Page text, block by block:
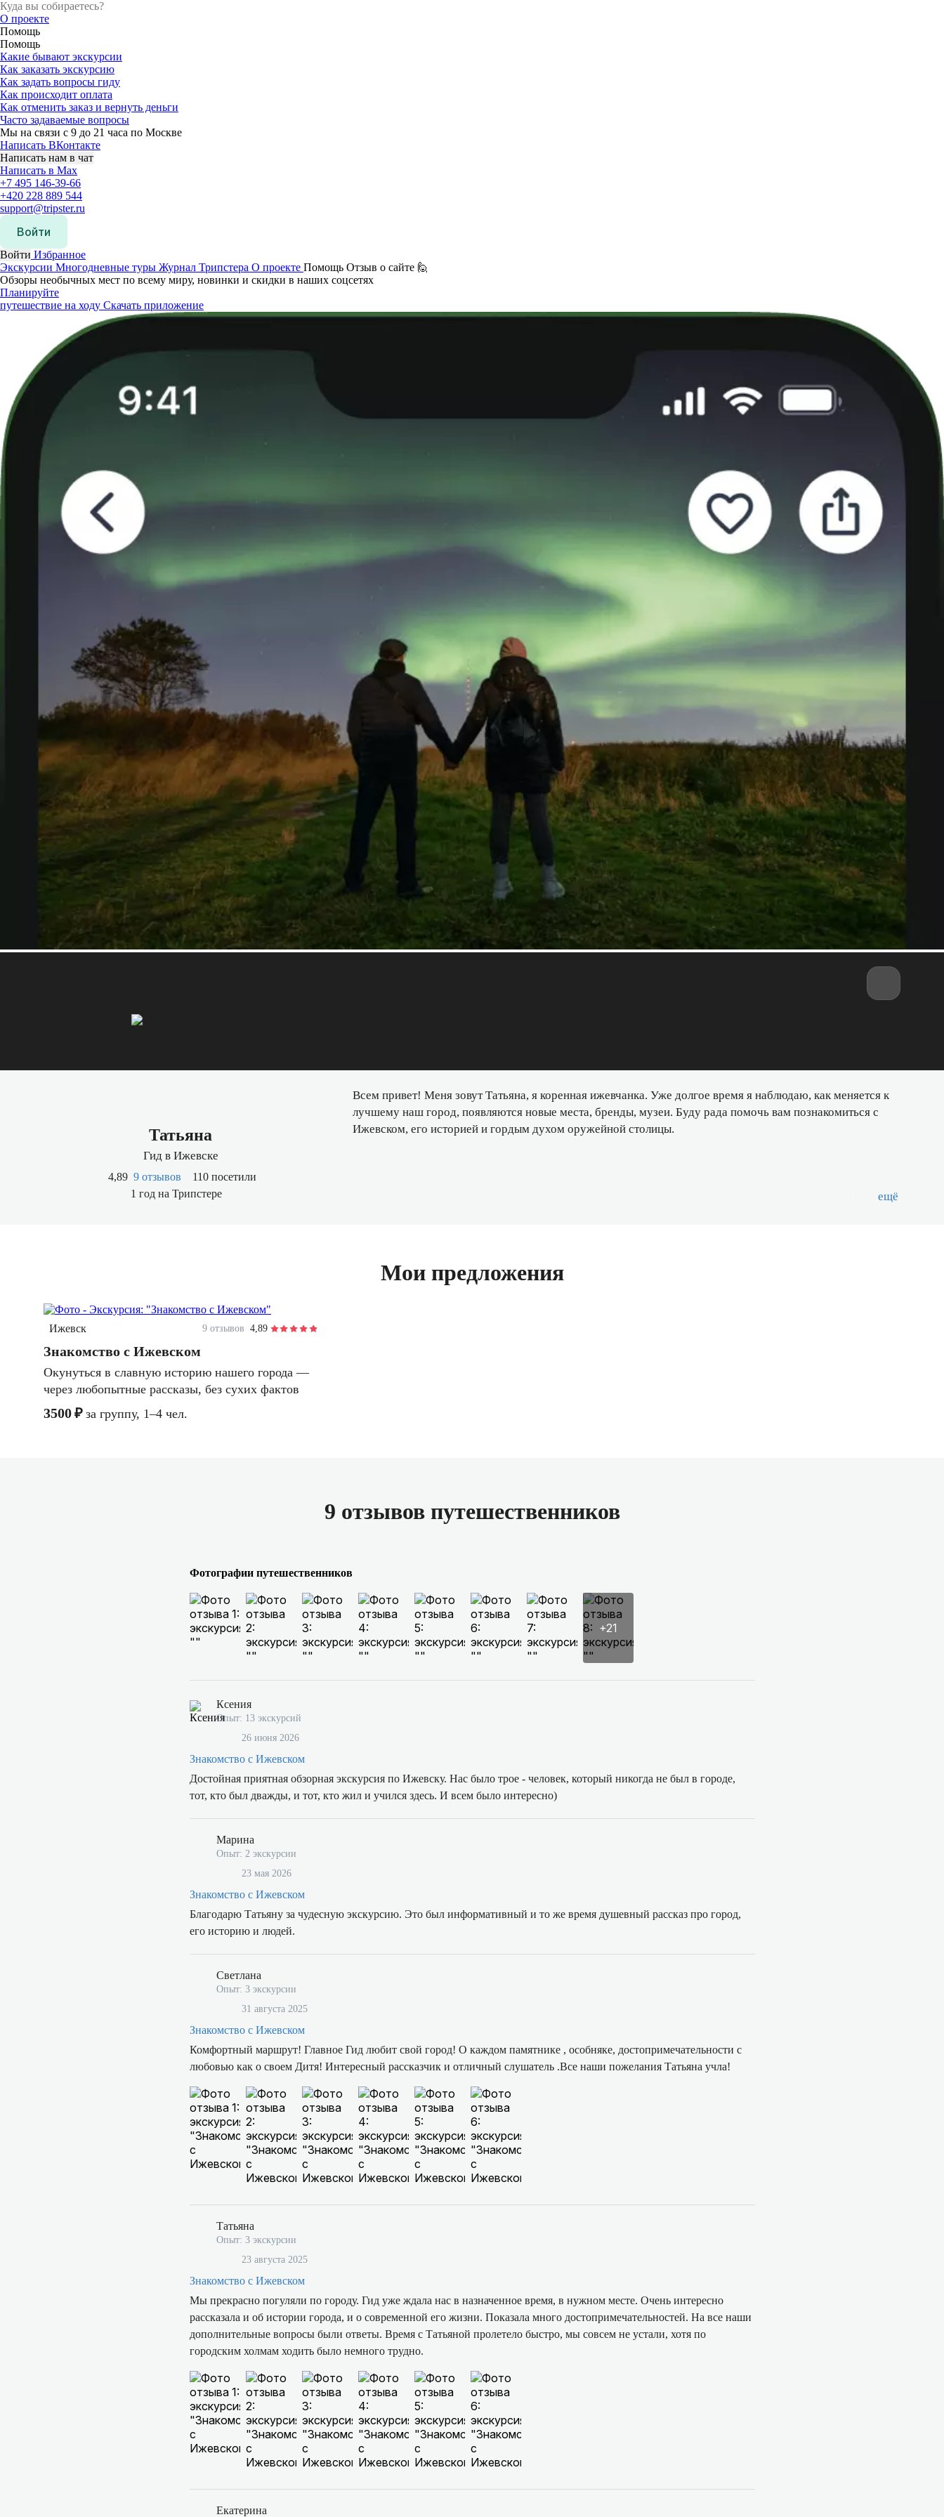
О проекте
Помощь
Помощь
Какие бывают экскурсии
Как заказать экскурсию
Как задать вопросы гиду
Как происходит оплата
Как отменить заказ и вернуть деньги
Часто задаваемые вопросы
Мы на связи с 9 до 21 часа по Москве
Написать ВКонтакте
Написать нам в чат
Написать в Max
+7 495 146-39-66
+420 228 889 544
support@tripster.ru
Войти
Войти Избранное
Экскурсии Многодневные туры Журнал Трипстера О проекте Помощь Отзыв о сайте 🙋
Обзоры необычных мест по всему миру, новинки и скидки в наших соцсетях
Планируйте
путешествие на ходу Скачать приложение
Татьяна
Гид в Ижевске
4,89 9 отзывов
110 посетили
1 год на Трипстере
Всем привет! Меня зовут Татьяна, я коренная ижевчанка. Уже долгое время я наблюдаю, как меняется к
лучшему наш город, появляются новые места, бренды, музеи. Буду рада помочь вам познакомиться с
Ижевском, его историей и гордым духом оружейной столицы.
ещё
Мои предложения
Ижевск 4,89
9 отзывов
Знакомство с Ижевском
Окунуться в славную историю нашего города —
через любопытные рассказы, без сухих фактов
3500 ₽ за группу, 1–4 чел.
9 отзывов путешественников
Фотографии путешественников
+21
Ксения
Опыт: 13 экскурсий
26 июня 2026
Знакомство с Ижевском
Достойная приятная обзорная экскурсия по Ижевску. Нас было трое - человек, который никогда не был в городе,
тот, кто был дважды, и тот, кто жил и учился здесь. И всем было интересно)
Марина
Опыт: 2 экскурсии
23 мая 2026
Знакомство с Ижевском
Благодарю Татьяну за чудесную экскурсию. Это был информативный и то же время душевный рассказ про город,
его историю и людей.
Светлана
Опыт: 3 экскурсии
31 августа 2025
Знакомство с Ижевском
Комфортный маршрут! Главное Гид любит свой город! О каждом памятнике , особняке, достопримечательности с
любовью как о своем Дитя! Интересный рассказчик и отличный слушатель .Все наши пожелания Татьяна учла!
Татьяна
Опыт: 3 экскурсии
23 августа 2025
Знакомство с Ижевском
Мы прекрасно погуляли по городу. Гид уже ждала нас в назначенное время, в нужном месте. Очень интересно
рассказала и об истории города, и о современной его жизни. Показала много достопримечательностей. На все наши
дополнительные вопросы были ответы. Время с Татьяной пролетело быстро, мы совсем не устали, хотя по
городским холмам ходить было немного трудно.
Екатерина